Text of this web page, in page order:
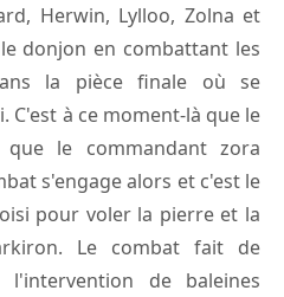
Herwin, Lylloo, Zolna et
donjon en combattant les
la pièce finale où se
à ce moment-là que le
le commandant zora
s'engage alors et c'est le
pour voler la pierre et la
Le combat fait de
l'intervention de baleines